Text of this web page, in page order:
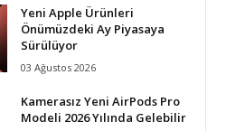
Yeni Apple Ürünleri
Önümüzdeki Ay Piyasaya
Sürülüyor
03 Ağustos 2026
Kamerasız Yeni AirPods Pro
Modeli 2026 Yılında Gelebilir